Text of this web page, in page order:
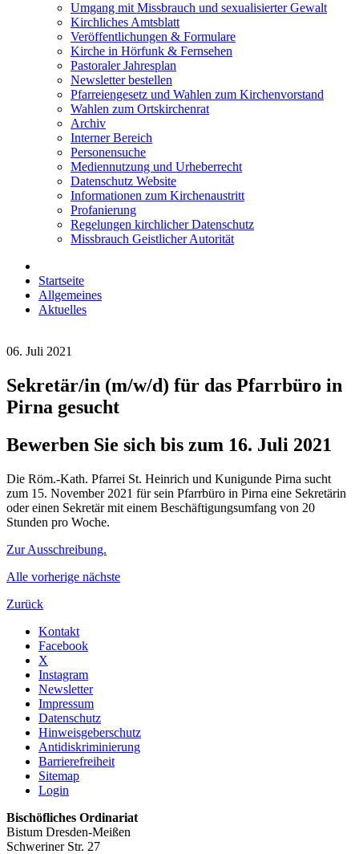
Umgang mit Missbrauch und sexualisierter Gewalt
Kirchliches Amtsblatt
Veröffentlichungen & Formulare
Kirche in Hörfunk & Fernsehen
Pastoraler Jahresplan
Newsletter bestellen
Pfarreiengesetz und Wahlen zum Kirchenvorstand
Wahlen zum Ortskirchenrat
Archiv
Interner Bereich
Personensuche
Mediennutzung und Urheberrecht
Datenschutz Website
Informationen zum Kirchenaustritt
Profanierung
Regelungen kirchlicher Datenschutz
Missbrauch Geistlicher Autorität
Startseite
Allgemeines
Aktuelles
06. Juli 2021
Sekretär/in (m/w/d) für das Pfarrbüro in
Pirna gesucht
Bewerben Sie sich bis zum 16. Juli 2021
Die Röm.-Kath. Pfarrei St. Heinrich und Kunigunde Pirna sucht
zum 15. November 2021 für sein Pfarrbüro in Pirna eine Sekretärin
oder einen Sekretär mit einem Beschäftigungsumfang von 20
Stunden pro Woche.
Zur Ausschreibung.
Alle vorherige nächste
Zurück
Kontakt
Facebook
X
Instagram
Newsletter
Impressum
Datenschutz
Hinweisgeberschutz
Antidiskriminierung
Barrierefreiheit
Sitemap
Login
Bischöfliches Ordinariat
Bistum Dresden-Meißen
Schweriner Str. 27